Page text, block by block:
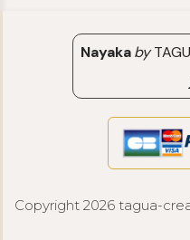
Nayaka by
Copyright 2026 tagua-